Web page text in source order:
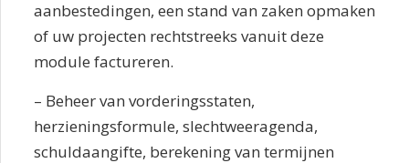
aanbestedingen, een stand van zaken opmaken
of uw projecten rechtstreeks vanuit deze
module factureren.
– Beheer van vorderingsstaten,
herzieningsformule, slechtweeragenda,
schuldaangifte, berekening van termijnen